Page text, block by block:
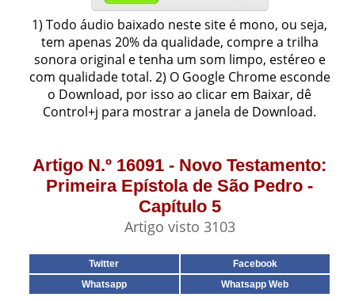
1) Todo áudio baixado neste site é mono, ou seja,
tem apenas 20% da qualidade, compre a trilha
sonora original e tenha um som limpo, estéreo e
com qualidade total. 2) O Google Chrome esconde
o Download, por isso ao clicar em Baixar, dê
Control+j para mostrar a janela de Download.
Artigo N.º 16091 - Novo Testamento:
Primeira Epístola de São Pedro -
Capítulo 5
Artigo visto 3103
Twitter
Facebook
Whatsapp
Whatsapp Web